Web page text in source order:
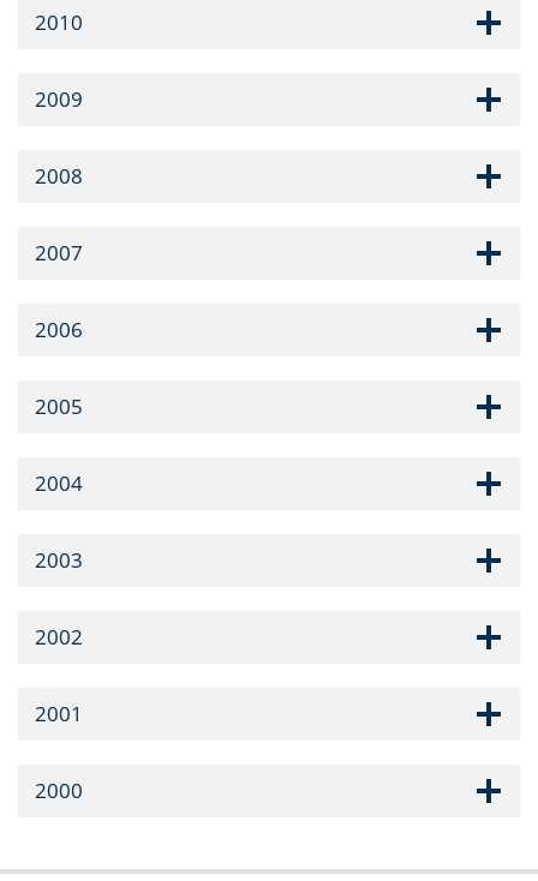
2010
2009
2008
2007
2006
2005
2004
2003
2002
2001
2000